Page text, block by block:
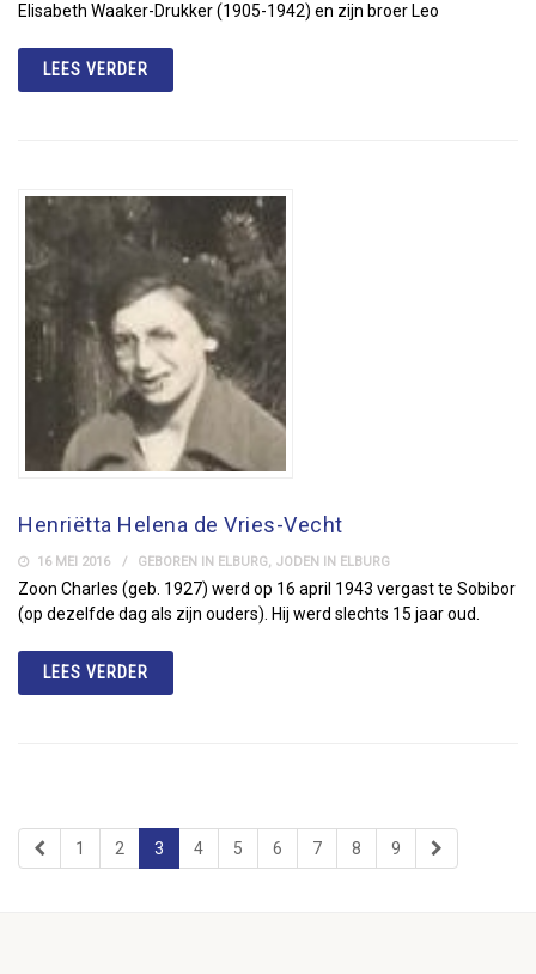
Elisabeth Waaker-Drukker (1905-1942) en zijn broer Leo
LEES VERDER
Henriëtta Helena de Vries-Vecht
16 MEI 2016 GEBOREN IN ELBURG, JODEN IN ELBURG
Zoon Charles (geb. 1927) werd op 16 april 1943 vergast te Sobibor
(op dezelfde dag als zijn ouders). Hij werd slechts 15 jaar oud.
LEES VERDER
1 2 3 4 5 6 7 8 9